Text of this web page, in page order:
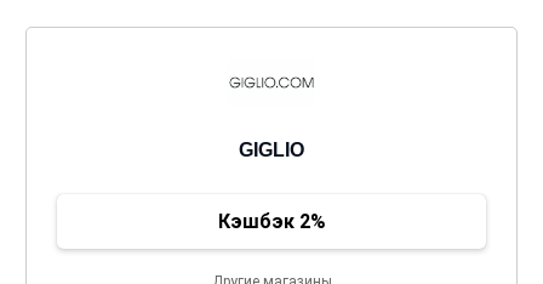
GIGLIO
Кэшбэк 2%